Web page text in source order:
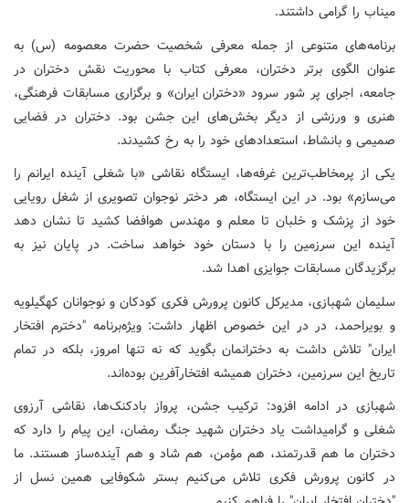
میناب را گرامی داشتند.
برنامه‌های متنوعی از جمله معرفی شخصیت حضرت معصومه (س) به
عنوان الگوی برتر دختران، معرفی کتاب با محوریت نقش دختران در
جامعه، اجرای پر شور سرود «دختران ایران» و برگزاری مسابقات فرهنگی،
هنری و ورزشی از دیگر بخش‌های این جشن بود. دختران در فضایی
صمیمی و بانشاط، استعدادهای خود را به رخ کشیدند.
یکی از پرمخاطب‌ترین غرفه‌ها، ایستگاه نقاشی «با شغلی آینده ایرانم را
می‌سازم» بود. در این ایستگاه، هر دختر نوجوان تصویری از شغل رویایی
خود از پزشک و خلبان تا معلم و مهندس هوافضا کشید تا نشان دهد
آینده این سرزمین را با دستان خود خواهد ساخت. در پایان نیز به
برگزیدگان مسابقات جوایزی اهدا شد.
سلیمان شهبازی، مدیرکل کانون پرورش فکری کودکان و نوجوانان کهگیلویه
و بویراحمد، در در این خصوص اظهار داشت: ویژه‌برنامه "دخترم افتخار
ایران" تلاش داشت به دخترانمان بگوید که نه تنها امروز، بلکه در تمام
تاریخ این سرزمین، دختران همیشه افتخارآفرین بوده‌اند.
شهبازی در ادامه افزود: ترکیب جشن، پرواز بادکنک‌ها، نقاشی آرزوی
شغلی و گرامیداشت یاد دختران شهید جنگ رمضان، این پیام را دارد که
دختران ما هم قدرتمند، هم مؤمن، هم شاد و هم آینده‌ساز هستند. ما
در کانون پرورش فکری تلاش می‌کنیم بستر شکوفایی همین نسل از